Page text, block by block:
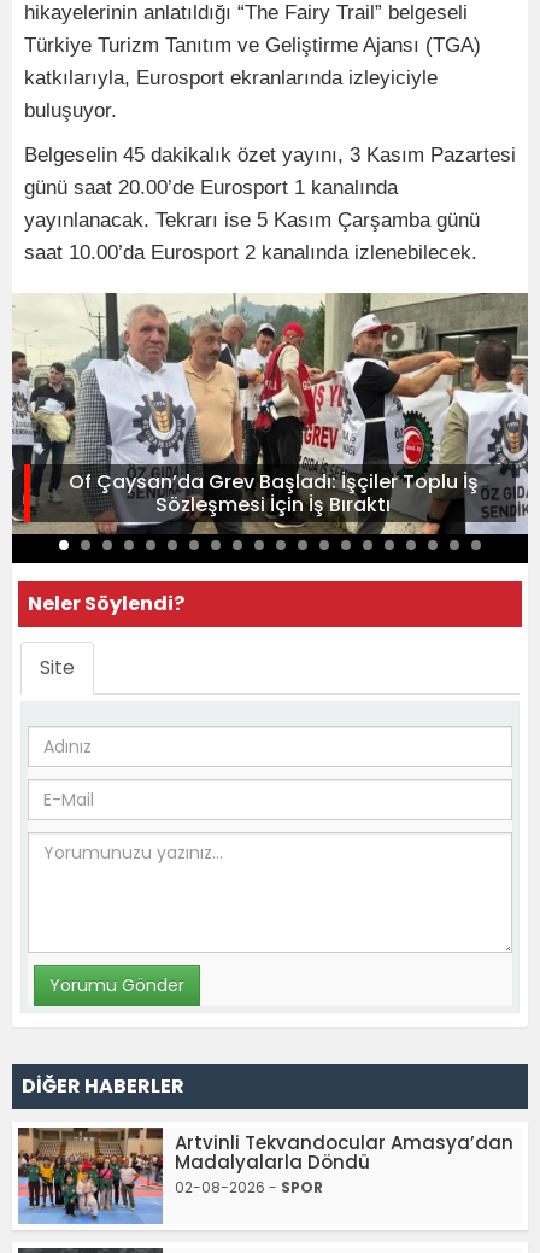
hikayelerinin anlatıldığı “The Fairy Trail” belgeseli
Türkiye Turizm Tanıtım ve Geliştirme Ajansı (TGA)
katkılarıyla, Eurosport ekranlarında izleyiciyle
buluşuyor.
Belgeselin 45 dakikalık özet yayını, 3 Kasım Pazartesi
günü saat 20.00’de Eurosport 1 kanalında
yayınlanacak. Tekrarı ise 5 Kasım Çarşamba günü
saat 10.00’da Eurosport 2 kanalında izlenebilecek.
Of Çaysan’da Grev Başladı: İşçiler Toplu İş
Sözleşmesi İçin İş Bıraktı
Neler Söylendi?
Site
DİĞER HABERLER
Artvinli Tekvandocular Amasya’dan
Madalyalarla Döndü
02-08-2026 - SPOR